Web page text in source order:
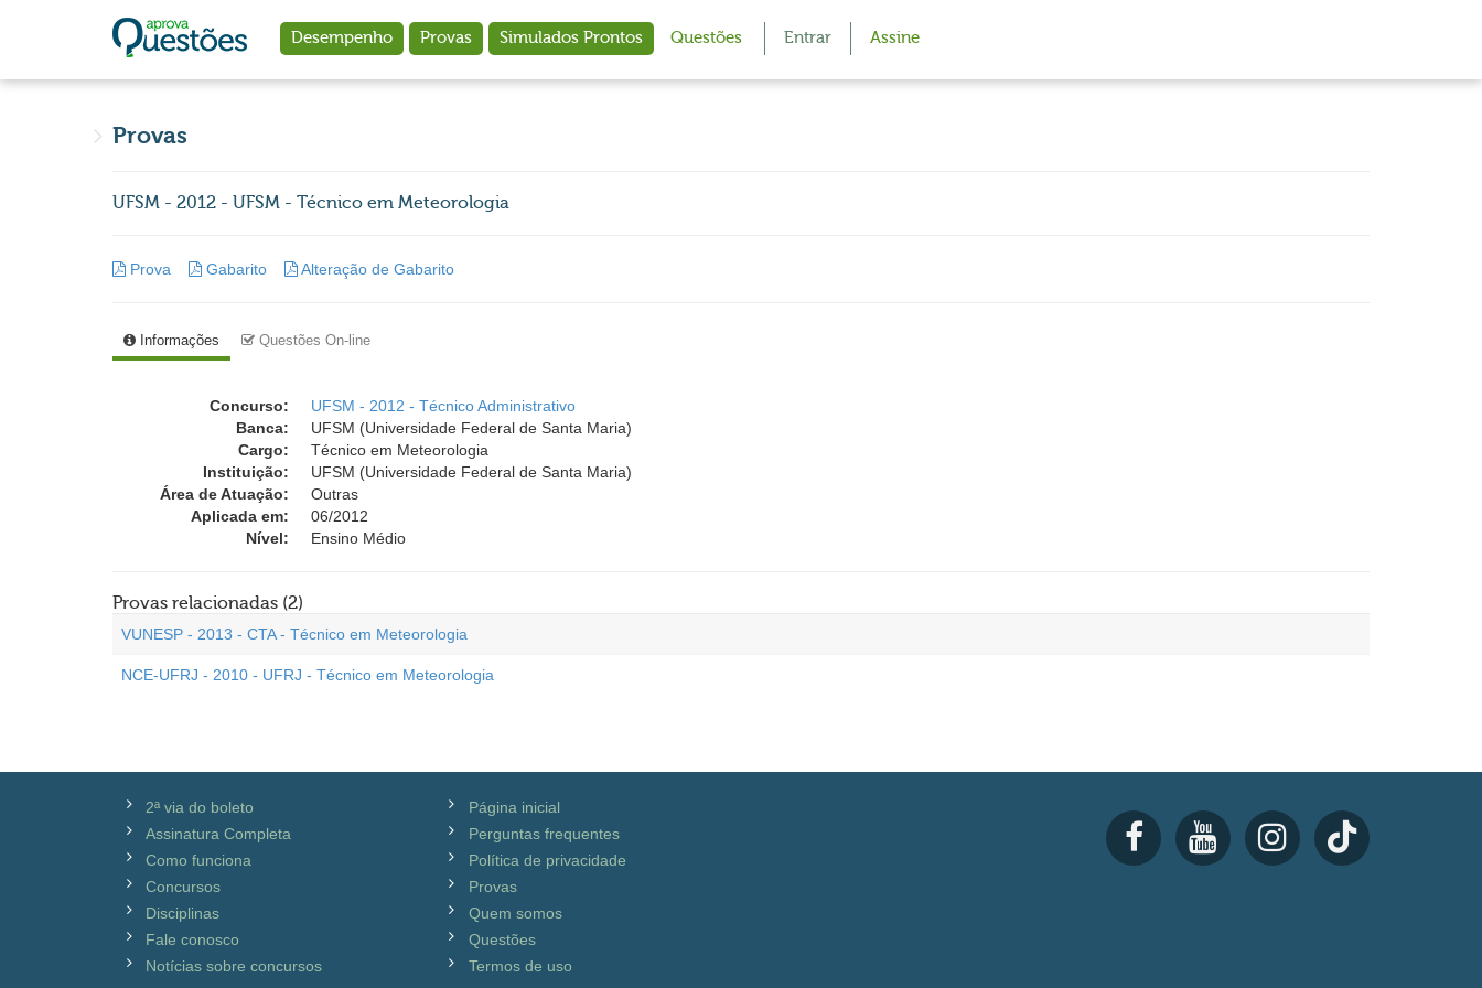
Desempenho Provas Simulados Prontos Questões Entrar Assine
Provas
UFSM - 2012 - UFSM - Técnico em Meteorologia
Prova Gabarito Alteração de Gabarito
Informações Questões On-line
Concurso:
UFSM - 2012 - Técnico Administrativo
Banca:
UFSM (Universidade Federal de Santa Maria)
Cargo:
Técnico em Meteorologia
Instituição:
UFSM (Universidade Federal de Santa Maria)
Área de Atuação:
Outras
Aplicada em:
06/2012
Nível:
Ensino Médio
Provas relacionadas (2)
VUNESP - 2013 - CTA - Técnico em Meteorologia
NCE-UFRJ - 2010 - UFRJ - Técnico em Meteorologia
2ª via do boleto
Assinatura Completa
Como funciona
Concursos
Disciplinas
Fale conosco
Notícias sobre concursos
Página inicial
Perguntas frequentes
Política de privacidade
Provas
Quem somos
Questões
Termos de uso